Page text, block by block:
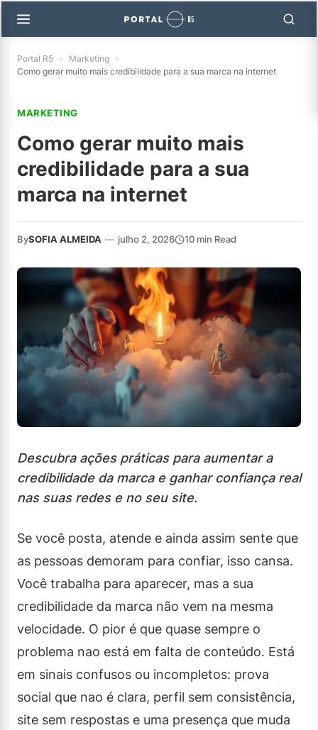
Portal R5 » Marketing »
Como gerar muito mais credibilidade para a sua marca na internet
MARKETING
Como gerar muito mais
credibilidade para a sua
marca na internet
BySOFIA ALMEIDA — julho 2, 2026 10 min Read
Descubra ações práticas para aumentar a
credibilidade da marca e ganhar confiança real
nas suas redes e no seu site.
Se você posta, atende e ainda assim sente que
as pessoas demoram para confiar, isso cansa.
Você trabalha para aparecer, mas a sua
credibilidade da marca não vem na mesma
velocidade. O pior é que quase sempre o
problema nao está em falta de conteúdo. Está
em sinais confusos ou incompletos: prova
social que nao é clara, perfil sem consistência,
site sem respostas e uma presença que muda